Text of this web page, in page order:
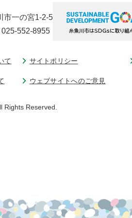
市一の宮1-2-5
025-552-8955
て サイトポリシー
ウェブサイトへのご意見
Rights Reserved.